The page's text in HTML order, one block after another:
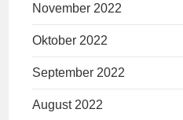
November 2022
Oktober 2022
September 2022
August 2022